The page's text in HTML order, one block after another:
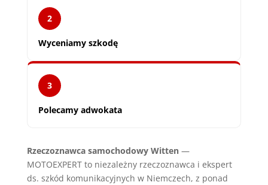
2
Wyceniamy szkodę
3
Polecamy adwokata
Rzeczoznawca samochodowy Witten—
MOTOEXPERT to niezależny rzeczoznawca i ekspert
ds. szkód komunikacyjnych w Niemczech, z ponad